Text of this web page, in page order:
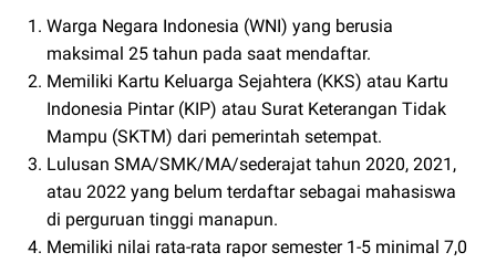
Warga Negara Indonesia (WNI) yang berusia
maksimal 25 tahun pada saat mendaftar.
Memiliki Kartu Keluarga Sejahtera (KKS) atau Kartu
Indonesia Pintar (KIP) atau Surat Keterangan Tidak
Mampu (SKTM) dari pemerintah setempat.
Lulusan SMA/SMK/MA/sederajat tahun 2020, 2021,
atau 2022 yang belum terdaftar sebagai mahasiswa
di perguruan tinggi manapun.
Memiliki nilai rata-rata rapor semester 1-5 minimal 7,0